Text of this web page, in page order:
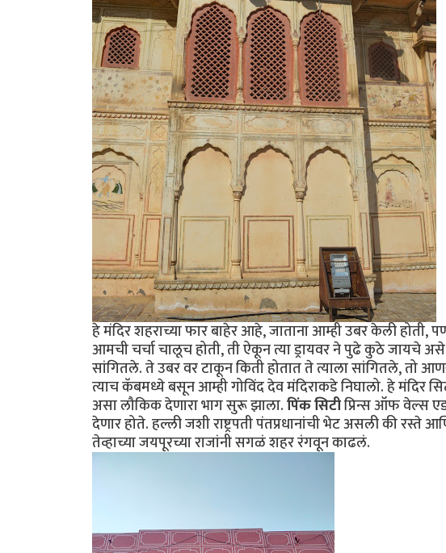
हे मंदिर शहराच्या फार बाहेर आहे, जाताना आम्ही उबर केली
आमची चर्चा चालूच होती, ती ऐकून त्या ड्रायवर ने पुढे कुठे जायचे
सांगितले. ते उबर वर टाकून किती होतात ते त्याला सांगितले, तो
त्याच कॅबमध्ये बसून आम्ही गोविंद देव मंदिराकडे निघालो. हे मंदिर
असा लौकिक देणारा भाग सुरू झाला.पिंक सिटीप्रिन्स ऑफ वेल्स
देणार होते. हल्ली जशी राष्ट्रपती पंतप्रधानांची भेट असली की
तेव्हाच्या जयपूरच्या राजांनी सगळं शहर रंगवून काढलं.